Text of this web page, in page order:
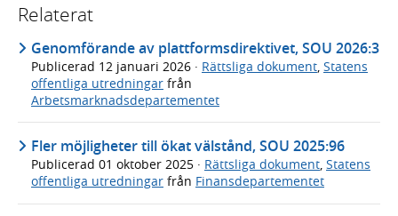
Relaterat
Genomförande av plattformsdirektivet, SOU 2026:3
Publicerad 12 januari 2026 · Rättsliga dokument Statens
offentliga utredningar från
Arbetsmarknadsdepartementet
Fler möjligheter till ökat välstånd, SOU 2025:96
Publicerad 01 oktober 2025 · Rättsliga dokument, Statens
offentliga utredningar från Finansdepartementet